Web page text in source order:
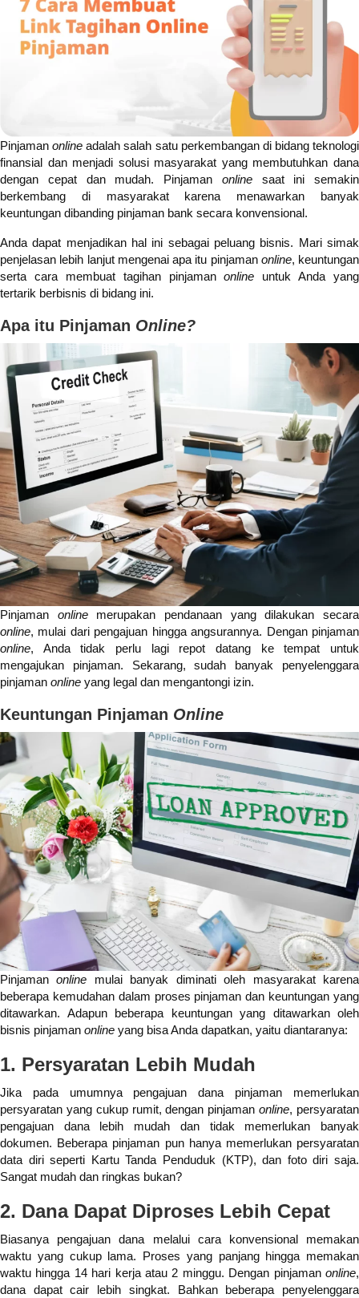
Pinjamanonline adalah salah satu perkembangan di bidang teknologi
finansial dan menjadi solusi masyarakat yang membutuhkan dana
dengan cepat dan mudah. Pinjaman online saat ini semakin
berkembang di masyarakat karena menawarkan banyak
keuntungan dibanding pinjaman bank secara konvensional.
Anda dapat menjadikan hal ini sebagai peluang bisnis. Mari simak
penjelasan lebih lanjut mengenai apa itu pinjaman online, keuntungan
serta cara membuat tagihan pinjamanonline untuk Anda yang
tertarik berbisnis di bidang ini.
Apa itu Pinjaman Online?
Pinjaman onlinemerupakan pendanaan yang dilakukan secara
online, mulai dari pengajuan hingga angsurannya. Dengan pinjaman
online, Anda tidak perlu lagi repot datang ke tempat untuk
mengajukan pinjaman. Sekarang, sudah banyak penyelenggara
pinjaman online yang legal dan mengantongi izin.
Keuntungan Pinjaman Online
Pinjamanonline mulai banyak diminati oleh masyarakat karena
beberapa kemudahan dalam proses pinjaman dan keuntungan yang
ditawarkan. Adapun beberapa keuntungan yang ditawarkan oleh
bisnis pinjaman online yang bisa Anda dapatkan, yaitu diantaranya:
1. Persyaratan Lebih Mudah
Jika pada umumnya pengajuan dana pinjaman memerlukan
persyaratan yang cukup rumit, dengan pinjamanonline, persyaratan
pengajuan dana lebih mudah dan tidak memerlukan banyak
dokumen. Beberapa pinjaman pun hanya memerlukan persyaratan
data diri seperti Kartu Tanda Penduduk (KTP), dan foto diri saja.
Sangat mudah dan ringkas bukan?
2. Dana Dapat Diproses Lebih Cepat
Biasanya pengajuan dana melalui cara konvensional memakan
waktu yang cukup lama. Proses yang panjang hingga memakan
waktu hingga 14 hari kerja atau 2 minggu. Dengan pinjaman online,
dana dapat cair lebih singkat. Bahkan beberapa penyelenggara